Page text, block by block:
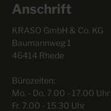
Anschrift
KRASO GmbH & Co. KG
Baumannweg 1
46414 Rhede
Bürozeiten:
Mo. - Do. 7.00 - 17.00 Uhr
Fr. 7.00 - 15.30 Uhr